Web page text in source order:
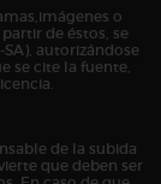
o
de éstos, se
autorizándose
se cite la fuente,
de la subida
que deben ser